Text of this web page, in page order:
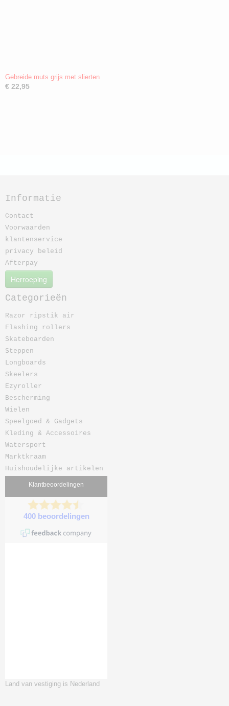
Gebreide muts grijs met slierten
€ 22,95
Informatie
Contact
Voorwaarden
klantenservice
privacy beleid
Afterpay
Herroeping
Categorieën
Razor ripstik air
Flashing rollers
Skateboarden
Steppen
Longboards
Skeelers
Ezyroller
Bescherming
Wielen
Speelgoed & Gadgets
Kleding & Accessoires
Watersport
Marktkraam
Huishoudelijke artikelen
Land van vestiging is Nederland